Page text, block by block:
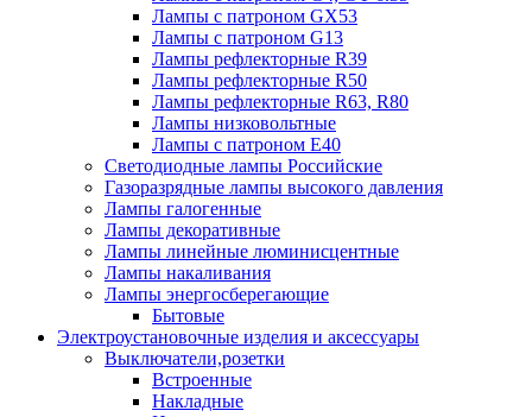
Лампы с патроном GX53
Лампы с патроном G13
Лампы рефлекторные R39
Лампы рефлекторные R50
Лампы рефлекторные R63, R80
Лампы низковольтные
Лампы с патроном Е40
Светодиодные лампы Российские
Газоразрядные лампы высокого давления
Лампы галогенные
Лампы декоративные
Лампы линейные люминисцентные
Лампы накаливания
Лампы энергосберегающие
Бытовые
Электроустановочные изделия и аксессуары
Выключатели,розетки
Встроенные
Накладные